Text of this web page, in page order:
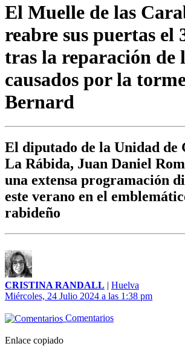
El Muelle de las
reabre sus puertas el
tras la reparación de
causados por la
Bernard
El diputado de la Unidad de
La Rábida, Juan Daniel
una extensa programación
este verano en el
rabideño
CRISTINA RANDALL | Huelva
Miércoles, 24 Julio 2024 a las 1:38 pm
Comentarios
Enlace copiado